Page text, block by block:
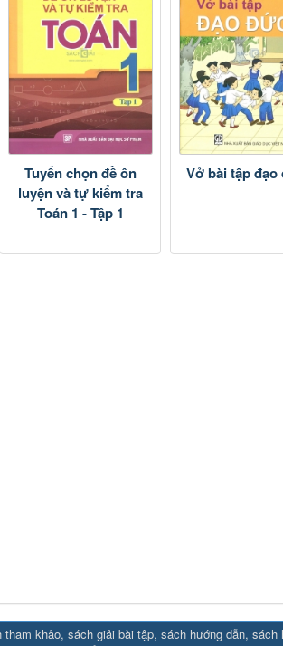
Tuyển chọn đề ôn
luyện và tự kiểm tra
Toán 1 - Tập 1
Vở bài tập đạo
khảo, sách giải bài tập, sách hướng dẫn,